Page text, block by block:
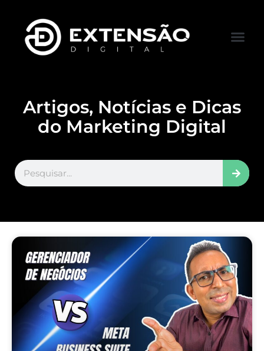
Artigos, Notícias e Dicas
do Marketing Digital